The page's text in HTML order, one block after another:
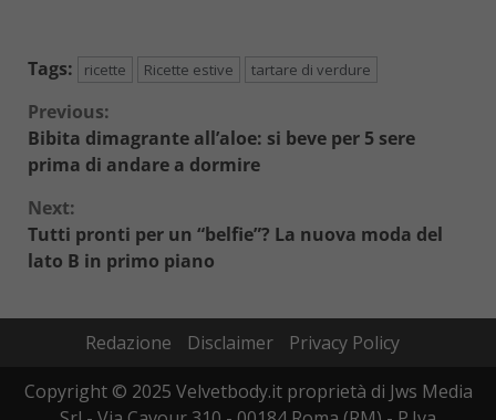
Tags: ricette Ricette estive tartare di verdure
Continue
Reading
Previous:
Bibita dimagrante all’aloe: si beve per 5 sere
prima di andare a dormire
Next:
Tutti pronti per un “belfie”? La nuova moda del
lato B in primo piano
Redazione Disclaimer
Privacy Policy
Copyright © 2025 Velvetbody.it proprietà di Jws Media